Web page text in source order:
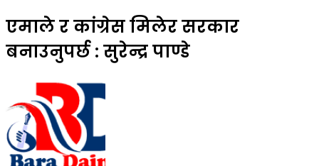
एमाले र कांग्रेस मिलेर सरकार
बनाउनुपर्छ : सुरेन्द्र पाण्डे